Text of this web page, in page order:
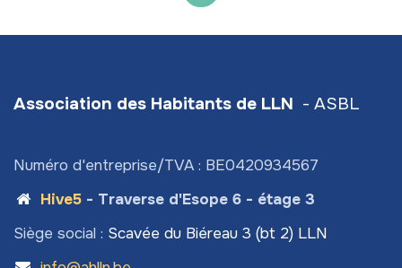
Association des Habitants de LLN - ASBL
Numéro d'entreprise/TVA : BE0420934567
Hive5- Traverse d'Esope 6 - étage 3
Siège social : Scavée du Biéreau 3 (bt 2) LLN